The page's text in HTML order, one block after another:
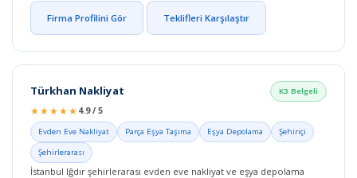
Firma Profilini Gör Teklifleri Karşılaştır
Türkhan Nakliyat K3 Belgeli
★★★★★ 4.9 / 5
Evden Eve Nakliyat Parça Eşya Taşıma Eşya Depolama
Şehiriçi
Şehirlerarası
İstanbul Iğdır şehirlerarası evden eve nakliyat ve eşya depolama